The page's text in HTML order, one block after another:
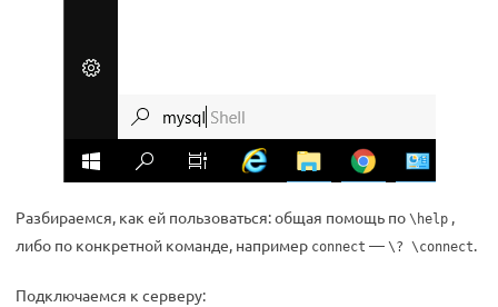
Разбираемся, как ей пользоваться: общая помощь по \help ,
либо по конкретной команде, например connect — \? \connect.
Подключаемся к серверу: